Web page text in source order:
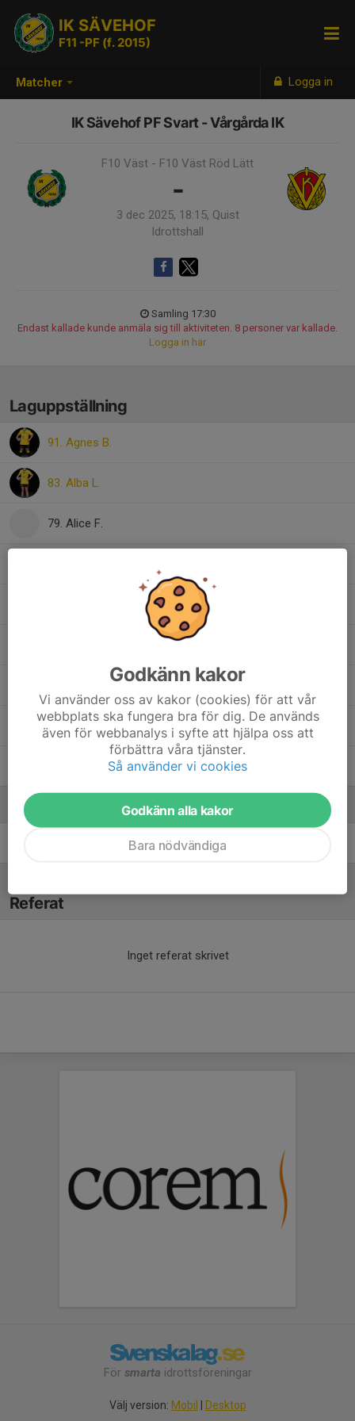
Matcher Logga in
IK SÄVEHOF
F11 -PF (f. 2015)
IK Sävehof PF Svart - Vårgårda IK
F10 Väst - F10 Väst Röd Lätt
-
3 dec 2025, 18:15, Quist
Idrottshall
Samling 17:30
Endast kallade kunde anmäla sig till aktiviteten. 8 personer var kallade.
Logga in här
Laguppställning
91. Agnes B.
83. Alba L.
79. Alice F.
98. Moa M.
Ledare
Tränare
Referat
Inget referat skrivet
För smarta idrottsföreningar
Välj version: Mobil Desktop
Godkänn kakor
Vi använder oss av kakor (cookies) för att vår
webbplats ska fungera bra för dig. De används
även för webbanalys i syfte att hjälpa oss att
förbättra våra tjänster.
Så använder vi cookies
Godkänn alla kakor
Bara nödvändiga